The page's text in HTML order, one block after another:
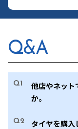
Q&A
Q1
他店やネット
か。
Q2
タイヤを購入